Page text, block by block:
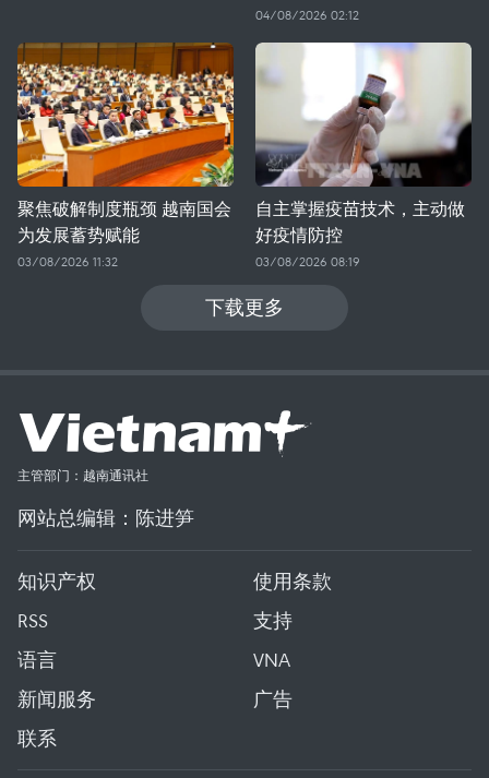
04/08/2026 02:12
聚焦破解制度瓶颈 越南国会
为发展蓄势赋能
03/08/2026 11:32
自主掌握疫苗技术，主动做
好疫情防控
03/08/2026 08:19
下载更多
主管部门：越南通讯社
网站总编辑：陈进笋
知识产权
使用条款
RSS
支持
语言
VNA
新闻服务
广告
联系